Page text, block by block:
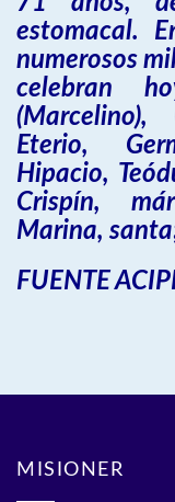
estomacal.
numerosos
celebran
(Marcelino),
Eterio,
Hipacio,
Crispín,
Marina,
FUENTE
MISIONER